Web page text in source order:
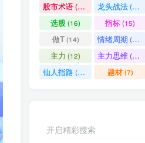
股市术语(21) 龙头战法(20)
选股(16) 指标(15)
做T(14) 情绪周期 (14)
主力 (12) 主力思维(12)
仙人指路(10) 题材(7)
开启精彩搜索
热门文章 最新发布 随机推荐
1 超级简单！同花顺K线界面显示行业
2 股票打板、上板、封板、翘板、炸板是什么意
短线交易必须要懂的术语有哪些？股票分时